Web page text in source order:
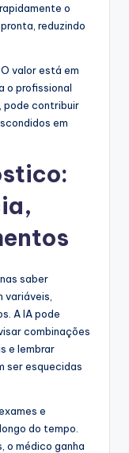
o
reduzindo
valor está em
o profissional
pode contribuir
em
saber
variáveis,
A IA pode
combinações
e lembrar
ser esquecidas
e
do tempo.
o médico ganha